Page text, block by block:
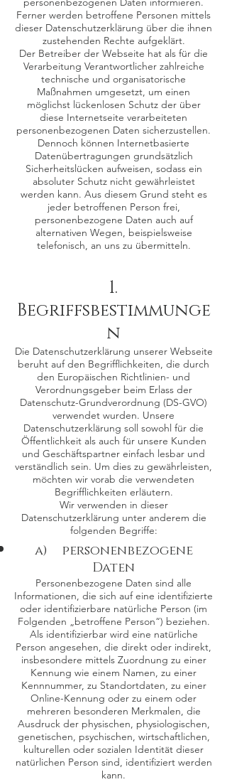
Ferner werden betroffene Personen mittels
dieser Datenschutzerklärung über die ihnen
zustehenden Rechte aufgeklärt.
Der Betreiber der Webseite hat als für die
Verarbeitung Verantwortlicher zahlreiche
technische und organisatorische
Maßnahmen umgesetzt, um einen
möglichst lückenlosen Schutz der über
diese Internetseite verarbeiteten
personenbezogenen Daten sicherzustellen.
Dennoch können Internetbasierte
Datenübertragungen grundsätzlich
Sicherheitslücken aufweisen, sodass ein
absoluter Schutz nicht gewährleistet
werden kann. Aus diesem Grund steht es
jeder betroffenen Person frei,
personenbezogene Daten auch auf
alternativen Wegen, beispielsweise
telefonisch, an uns zu übermitteln.
1.
Begriffsbestimmunge
n
Die Datenschutzerklärung unserer Webseite
beruht auf den Begrifflichkeiten, die durch
den Europäischen Richtlinien- und
Verordnungsgeber beim Erlass der
Datenschutz-Grundverordnung (DS-GVO)
verwendet wurden. Unsere
Datenschutzerklärung soll sowohl für die
Öffentlichkeit als auch für unsere Kunden
und Geschäftspartner einfach lesbar und
verständlich sein. Um dies zu gewährleisten,
möchten wir vorab die verwendeten
Begrifflichkeiten erläutern.
Wir verwenden in dieser
Datenschutzerklärung unter anderem die
folgenden Begriffe:
a) personenbezogene
Daten
Personenbezogene Daten sind alle
Informationen, die sich auf eine identifizierte
oder identifizierbare natürliche Person (im
Folgenden „betroffene Person“) beziehen.
Als identifizierbar wird eine natürliche
Person angesehen, die direkt oder indirekt,
insbesondere mittels Zuordnung zu einer
Kennung wie einem Namen, zu einer
Kennnummer, zu Standortdaten, zu einer
Online-Kennung oder zu einem oder
mehreren besonderen Merkmalen, die
Ausdruck der physischen, physiologischen,
genetischen, psychischen, wirtschaftlichen,
kulturellen oder sozialen Identität dieser
natürlichen Person sind, identifiziert werden
kann.